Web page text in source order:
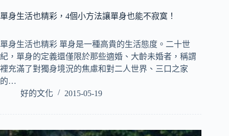
單身生活也精彩，4個小方法讓單身也能不寂寞！
單身生活也精彩 單身是一種高貴的生活態度。二十世
紀，單身的定義還僅限於那些適婚、大齡未婚者，稱謂
裡充滿了對獨身境況的焦慮和對二人世界、三口之家
的…
好的文化
2015-05-19